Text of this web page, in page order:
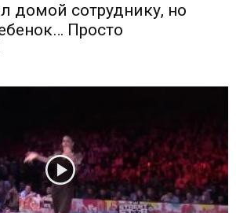
домой сотруднику, но
Просто